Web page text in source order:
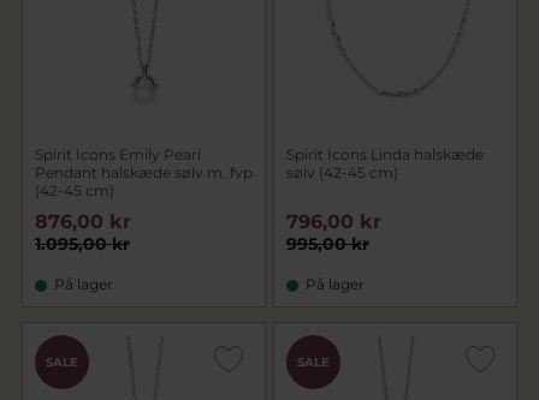
Spirit Icons Emily Pearl
Pendant halskæde sølv m. fvp
(42-45 cm)
1.095,00 kr
876,00 kr
På lager
Spirit Icons Linda halskæde
sølv (42-45 cm)
995,00 kr
796,00 kr
På lager
SALE SALE